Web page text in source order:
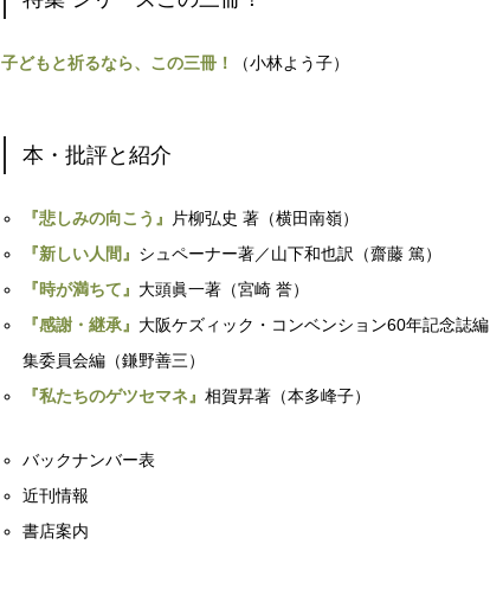
子どもと祈るなら、この三冊！ （小林よう子）
本・批評と紹介
『悲しみの向こう』
片柳弘史 著（横田南嶺）
『新しい人間』 シュペーナー著／山下和也訳（齋藤 篤）
『時が満ちて』 大頭眞一著（宮崎 誉）
『感謝・継承』 大阪ケズィック・コンベンション60年記念誌編
集委員会編（鎌野善三）
『私たちのゲツセマネ』相賀昇著（本多峰子）
バックナンバー表
近刊情報
書店案内